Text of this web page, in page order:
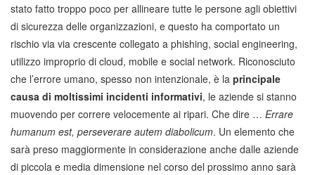
stato fatto troppo poco per allineare tutte le persone agli obiettivi
di sicurezza delle organizzazioni, e questo ha comportato un
rischio via via crescente collegato a phishing, social engineering,
utilizzo improprio di cloud, mobile e social network. Riconosciuto
che l’errore umano, spesso non intenzionale, è la principale
causa di moltissimi incidenti informativi, le aziende si stanno
muovendo per correre velocemente ai ripari. Che dire … Errare
humanum est, perseverare autem diabolicum. Un elemento che
sarà preso maggiormente in considerazione anche dalle aziende
di piccola e media dimensione nel corso del prossimo anno sarà